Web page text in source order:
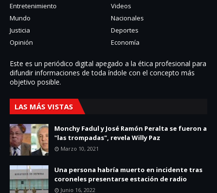
Entretenimiento
Videos
Mundo
Nacionales
Justicia
Deportes
Opinión
Economía
Este es un periódico digital apegado a la ética profesional para
difundir informaciones de toda í­ndole con el concepto más
objetivo posible.
LAS MÁS VISTAS
Monchy Fadul y José Ramón Peralta se fueron a
"las trompadas", revela Willy Paz
Marzo 10, 2021
Una persona habría muerto en incidente tras
coroneles presentarse estación de radio
Junio 16, 2022